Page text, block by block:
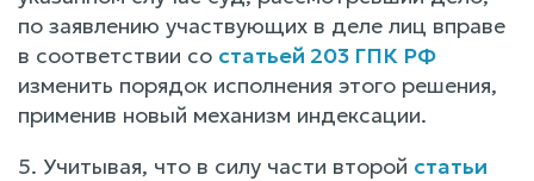
по заявлению участвующих в деле лиц вправе
в соответствии со статьей 203 ГПК РФ
изменить порядок исполнения этого решения,
применив новый механизм индексации.
5. Учитывая, что в силу части второй статьи